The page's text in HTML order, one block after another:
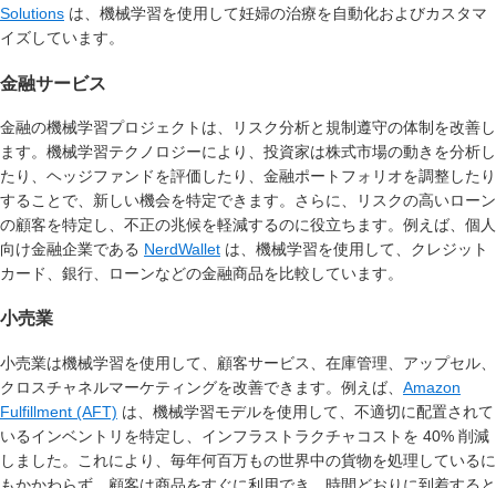
Solutions は、機械学習を使用して妊婦の治療を自動化およびカスタマ
イズしています。
金融サービス
金融の機械学習プロジェクトは、リスク分析と規制遵守の体制を改善し
ます。機械学習テクノロジーにより、投資家は株式市場の動きを分析し
たり、ヘッジファンドを評価したり、金融ポートフォリオを調整したり
することで、新しい機会を特定できます。さらに、リスクの高いローン
の顧客を特定し、不正の兆候を軽減するのに役立ちます。例えば、個人
向け金融企業である NerdWallet は、機械学習を使用して、クレジット
カード、銀行、ローンなどの金融商品を比較しています。
小売業
小売業は機械学習を使用して、顧客サービス、在庫管理、アップセル、
クロスチャネルマーケティングを改善できます。例えば、 Amazon
Fulfillment (AFT) は、機械学習モデルを使用して、不適切に配置されて
いるインベントリを特定し、インフラストラクチャコストを 40% 削減
しました。これにより、毎年何百万もの世界中の貨物を処理しているに
もかかわらず、顧客は商品をすぐに利用でき、時間どおりに到着すると